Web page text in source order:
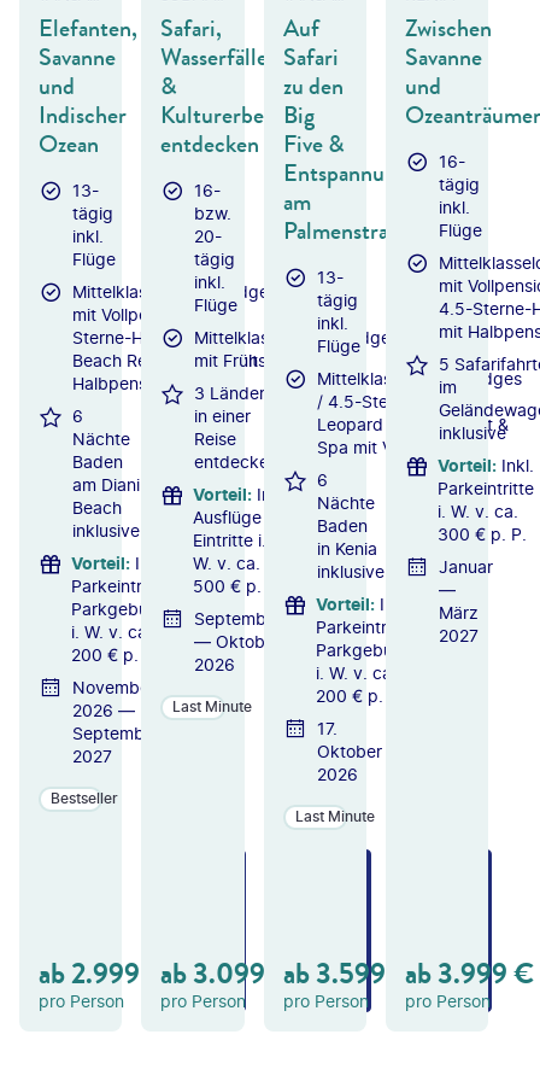
Elefanten,
Savanne
und
Indischer
Ozean
13-
tägig
inkl.
Flüge
Mittelklassehotels/Lodges
mit Vollpension / 4.5-
Sterne-Hotel Leopard
Beach Resort & SPA mit
Halbpension
6
Nächte
Baden
am Diani
Beach
inklusive
Vorteil: Inkl.
Parkeintritte &
Parkgebühren
i. W. v. ca.
200 € p. P.
November
2026 —
September
2027
Bestseller
ab2.999 €
pro Person
B
OT
Safari,
Wasserfälle
&
Kulturerbe
entdecken
16-
bzw.
20-
tägig
inkl.
Flüge
Mittelklassehotels/Lodges
mit Frühstück
3 Länder
in einer
Reise
entdecken
Vorteil: Inkl.
Ausflüge &
Eintritte i.
W. v. ca.
500 € p. P.
September
— Oktober
2026
Last Minute
ab3.099 €
pro Person
B
OT
Auf
Safari
zu den
Big
Five &
Entspannung
am
Palmenstrand
13-
tägig
inkl.
Flüge
Mittelklassehotels/Lodges
/ 4.5-Sterne-Hotel
Leopard Beach Resort &
Spa mit Verpflegung
6
Nächte
Baden
in Kenia
inklusive
Vorteil: Inkl.
Parkeintritte &
Parkgebühren
i. W. v. ca.
200 € p. P.
17.
Oktober
2026
Last Minute
ab3.599 €
pro Person
B
OT
Zwischen
Savanne
und
16-
tägig
inkl.
Flüge
mit
4.5-Sterne-
mit
5
im
inklusive
Vorteil: Inkl.
Parkeintritte
i. W. v. ca.
300 € p. P.
Januar
—
März
2027
ab3.999€
pro Person